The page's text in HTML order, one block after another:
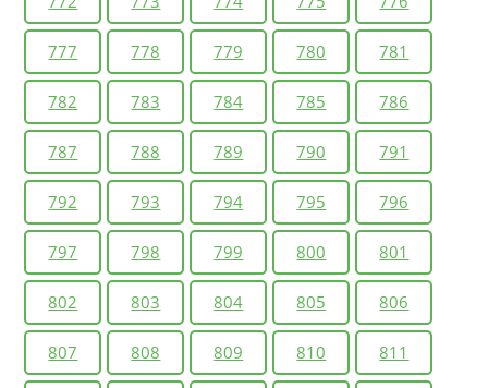
777 778 779 780 781
782 783 784 785 786
787 788 789 790 791
792 793 794 795 796
797 798 799 800 801
802 803 804 805 806
807 808 809 810 811